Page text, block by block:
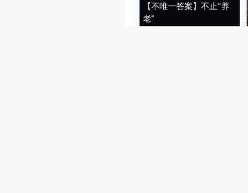
【不唯一答案】不止“养
老”